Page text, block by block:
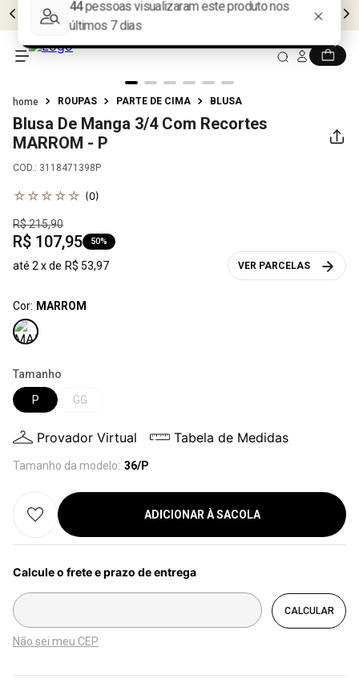
FRETE GRÁTIS EM COMPRAS ACIMA DE
ROUPAS PARTE DE CIMA BLUSA
Blusa De Manga 3/4 Com Recortes
MARROM - P
COD.: 3118471398P
☆ ☆ ☆ ☆ ☆ (0)
R$215,90
R$ 107,95 50%
até 2 x de R$ 53,97 VER PARCELAS
Cor: MARROM
Tamanho
P
GG
Provador Virtual Tabela de Medidas
Tamanho da modelo: 36/P
ADICIONAR À SACOLA
Não sei meu CEP